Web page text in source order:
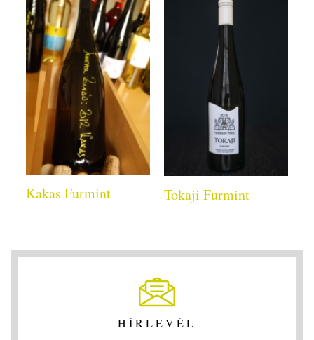
Kakas Furmint Tokaji Furmint
HÍRLEVÉL